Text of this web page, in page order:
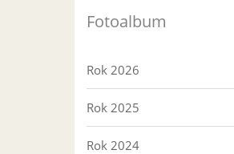
Fotoalbum
Rok 2026
Rok 2025
Rok 2024